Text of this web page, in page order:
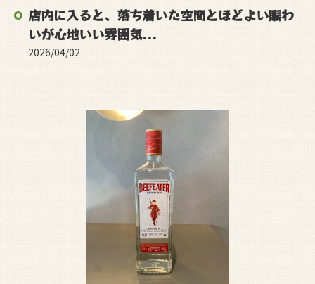
店内に入ると、落ち着いた空間とほどよい賑わ
いが心地いい雰囲気...
2026/04/02